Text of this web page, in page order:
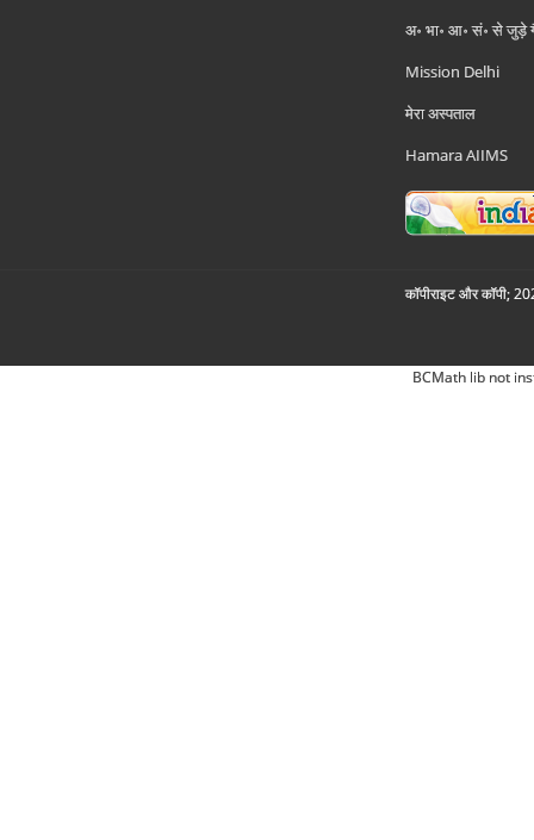
अ॰ भा॰ आ॰ सं॰ से जुड़े
Mission Delhi
मेरा अस्पताल
Hamara AIIMS
कॉपीराइट और कॉपी;
BCMath lib not